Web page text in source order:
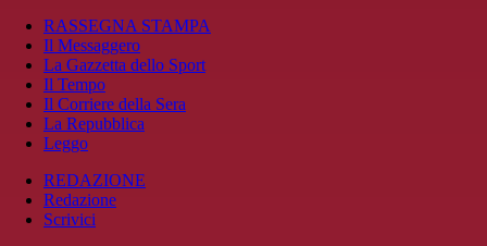
RASSEGNA STAMPA
Il Messaggero
La Gazzetta dello Sport
Il Tempo
Il Corriere della Sera
La Repubblica
Leggo
REDAZIONE
Redazione
Scrivici